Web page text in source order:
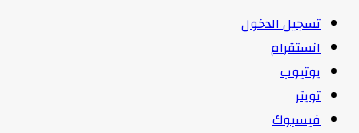
تسجيل الدخول
انستقرام
يوتيوب
تويتر
فيسبوك